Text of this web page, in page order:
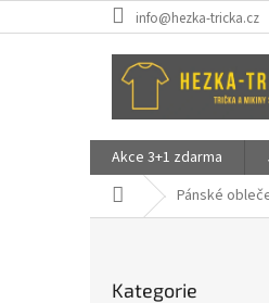
na
info@hezka-tricka.cz
Akce 3+1 zdarma
Domů Pánské
kategorie
Kategorie